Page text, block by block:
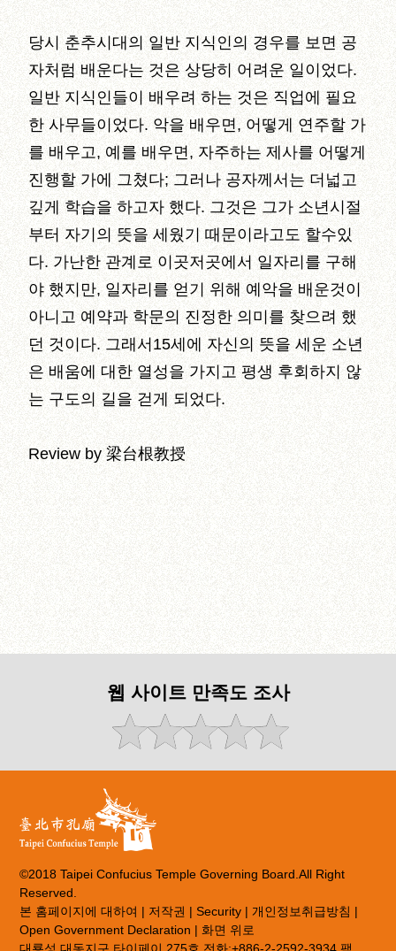
당시 춘추시대의 일반 지식인의 경우를 보면 공
자처럼 배운다는 것은 상당히 어려운 일이었다.
일반 지식인들이 배우려 하는 것은 직업에 필요
한 사무들이었다. 악을 배우면, 어떻게 연주할 가
를 배우고, 예를 배우면, 자주하는 제사를 어떻게
진행할 가에 그쳤다; 그러나 공자께서는 더넓고
깊게 학습을 하고자 했다. 그것은 그가 소년시절
부터 자기의 뜻을 세웠기 때문이라고도 할수있
다. 가난한 관계로 이곳저곳에서 일자리를 구해
야 했지만, 일자리를 얻기 위해 예악을 배운것이
아니고 예약과 학문의 진정한 의미를 찾으려 했
던 것이다. 그래서15세에 자신의 뜻을 세운 소년
은 배움에 대한 열성을 가지고 평생 후회하지 않
는 구도의 길을 걷게 되었다.
Review by 梁台根教授
웹 사이트 만족도 조사
©2018 Taipei Confucius Temple Governing Board.All Right
Reserved.
본 홈페이지에 대하여 | 저작권 |Security |개인정보취급방침 |
Open Government Declaration |화면 위로